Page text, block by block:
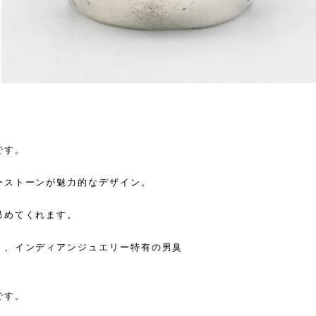
。
トーンが魅力的なデザイン。
てくれます。
インディアンジュエリー特有の男臭
。